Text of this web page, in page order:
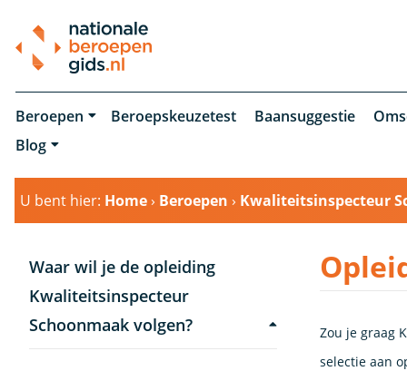
Beroepen Beroepskeuzetest Baansuggestie
Blog
U bent hier: Home› Beroepen › Kwaliteitsinspecteur
Waar wil je de opleiding
Kwaliteitsinspecteur
Schoonmaak volgen?
Zou je graag
selectie aan